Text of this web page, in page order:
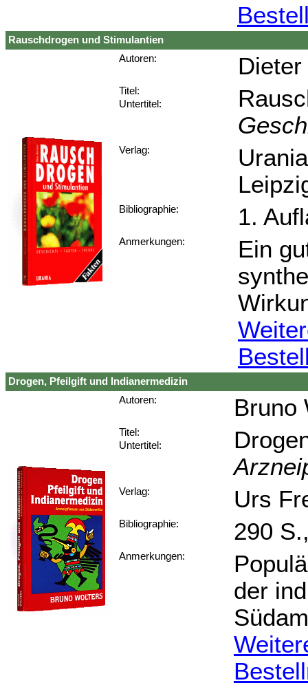
Rauschdrogen und Stimulantien
Autoren:
Titel:
Untertitel:
Verlag:
Bibliographie: 1.
Anmerkungen:
Ein
Drogen, Pfeilgift und Indianermedizin
Autoren:
Bruno
Titel:
Untertitel:
Verlag: Urs
Bibliographie: 290
Anmerkungen:
der